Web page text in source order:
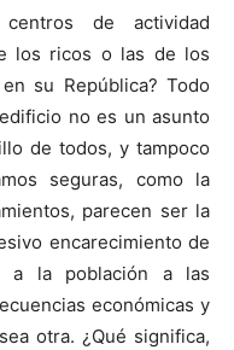
de actividad
los ricos o las de los
su República? Todo
no es un asunto
de todos, y tampoco
seguras, como la
parecen ser la
encarecimiento de
a la población a las
económicas y
otra. ¿Qué significa,